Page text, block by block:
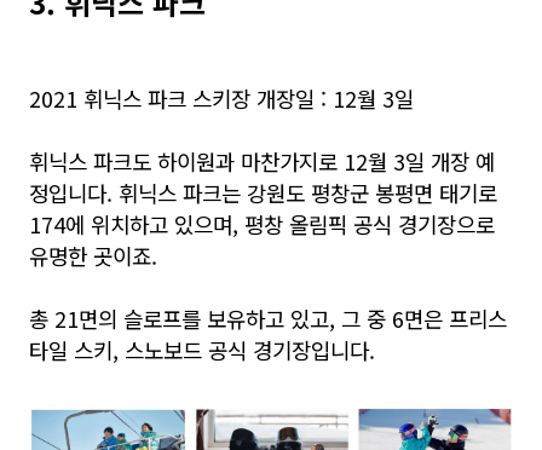
2021 휘닉스 파크 스키장 개장일 : 12월 3일
휘닉스 파크도 하이원과 마찬가지로 12월 3일 개장 예
정입니다. 휘닉스 파크는 강원도 평창군 봉평면 태기로
174에 위치하고 있으며, 평창 올림픽 공식 경기장으로
유명한 곳이죠.
총 21면의 슬로프를 보유하고 있고, 그 중 6면은 프리스
타일 스키, 스노보드 공식 경기장입니다.